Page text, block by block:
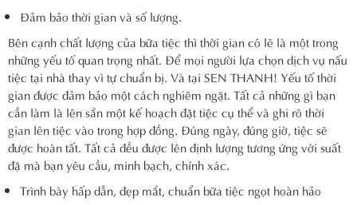
Đảm bảo thời gian và số lượng.
Bên cạnh chất lượng của bữa tiệc thì thời gian có lẽ là một trong
những yếu tố quan trọng nhất. Để mọi người lựa chọn dịch vụ nấu
tiệc tại nhà thay vì tự chuẩn bị. Và tại SEN THANH! Yếu tố thời
gian được đảm bảo một cách nghiêm ngặt. Tất cả những gì bạn
cần làm là lên sẵn một kế hoạch đặt tiệc cụ thể và ghi rõ thời
gian lên tiệc vào trong hợp đồng. Đúng ngày, đúng giờ, tiệc sẽ
được hoàn tất. Tất cả đều được lên định lượng tương ứng với suất
đặ mà bạn yêu cầu, minh bạch, chính xác.
Trình bày hấp dẫn, đẹp mắt, chuẩn bữa tiệc ngọt hoàn hảo